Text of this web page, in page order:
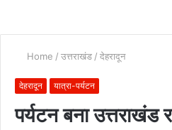
Home / उत्तराखंड / देहरादून
देहरादून यात्रा-पर्यटन
पर्यटन बना उत्तराखंड